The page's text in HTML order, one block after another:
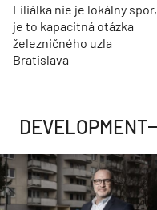
Filiálka nie je lokálny spor,
je to kapacitná otázka
železničného uzla
Bratislava
DEVELOPMENT